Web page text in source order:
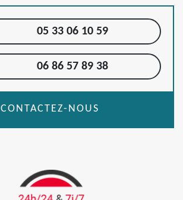
05 33 06 10 59
06 86 57 89 38
CONTACTEZ-NOUS